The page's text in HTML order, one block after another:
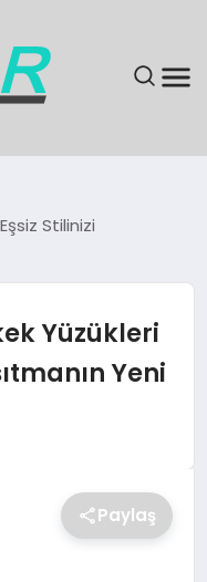
Stilinizi
Yüzükleri
Yeni
Paylaş